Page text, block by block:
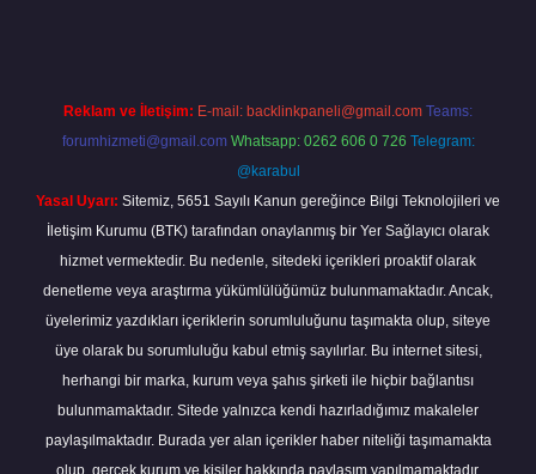
Reklam ve İletişim: E-mail: backlinkpaneli@gmail.com Teams:
forumhizmeti@gmail.com Whatsapp: 0262 606 0 726 Telegram:
@karabul
Yasal Uyarı: Sitemiz, 5651 Sayılı Kanun gereğince Bilgi Teknolojileri ve
İletişim Kurumu (BTK) tarafından onaylanmış bir Yer Sağlayıcı olarak
hizmet vermektedir. Bu nedenle, sitedeki içerikleri proaktif olarak
denetleme veya araştırma yükümlülüğümüz bulunmamaktadır. Ancak,
üyelerimiz yazdıkları içeriklerin sorumluluğunu taşımakta olup, siteye
üye olarak bu sorumluluğu kabul etmiş sayılırlar. Bu internet sitesi,
herhangi bir marka, kurum veya şahıs şirketi ile hiçbir bağlantısı
bulunmamaktadır. Sitede yalnızca kendi hazırladığımız makaleler
paylaşılmaktadır. Burada yer alan içerikler haber niteliği taşımamakta
olup, gerçek kurum ve kişiler hakkında paylaşım yapılmamaktadır.